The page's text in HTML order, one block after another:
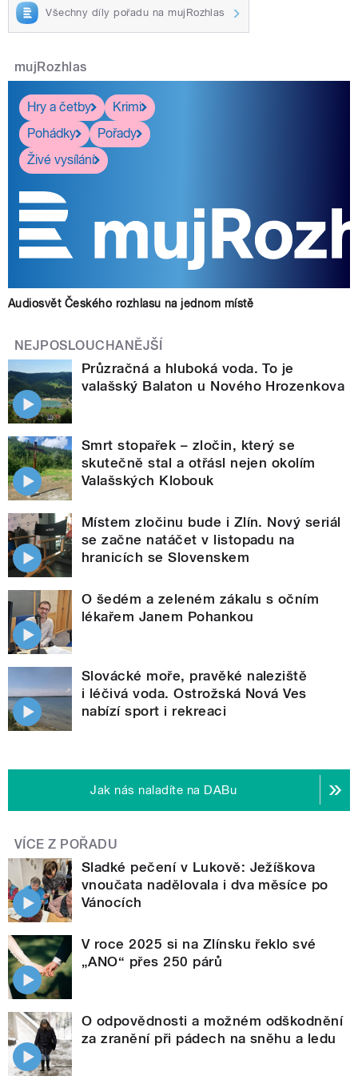
Všechny díly pořadu na mujRozhlas
mujRozhlas
Hry a četby
Krimi
Pohádky
Pořady
Živé vysílání
Audiosvět Českého rozhlasu na jednom místě
NEJPOSLOUCHANĚJŠÍ
Průzračná a hluboká voda. To je
valašský Balaton u Nového Hrozenkova
Smrt stopařek – zločin, který se
skutečně stal a otřásl nejen okolím
Valašských Klobouk
Místem zločinu bude i Zlín. Nový seriál
se začne natáčet v listopadu na
hranicích se Slovenskem
O šedém a zeleném zákalu s očním
lékařem Janem Pohankou
Slovácké moře, pravěké naleziště
i léčivá voda. Ostrožská Nová Ves
nabízí sport i rekreaci
Jak nás naladíte na DABu
VÍCE Z POŘADU
Sladké pečení v Lukově: Ježíškova
vnoučata nadělovala i dva měsíce po
Vánocích
V roce 2025 si na Zlínsku řeklo své
„ANO“ přes 250 párů
O odpovědnosti a možném odškodnění
za zranění při pádech na sněhu a ledu